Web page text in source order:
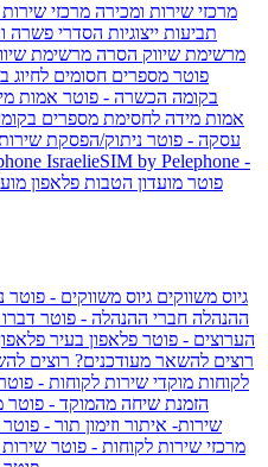
מרכזי שירות ומכירה מרכזי
תביעות ייצוגיות הסדרי פשרה
מרשימת שיווק הסרה מרשימת
פוטר מספרים חסומים
בקומה הכשרה - פוטר אמות
אמות מידה לחסימת מספרים
עסקה - פוטר ניתוק/הפסקת
IsraelieSIM by Pelephone -
פוטר מועדון הטבות פלאפון
גיוס משווקים גיוס משווקים - פוטר
ההנהלה חברי ההנהלה - פוטר
הערוצים - פוטר פלאפון בעיר
רוצים להשאר מעודכנים? רוצים
לקוחות מוקדי שירות לקוחות -
הזמנת שיחה מהמוקד - פוטר
שירות- איתור וזימון תור - פוטר
מרכזי שירות לקוחות - פוטר שירות